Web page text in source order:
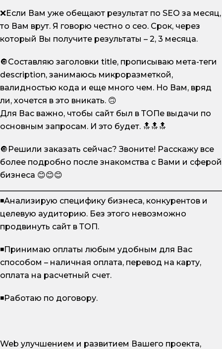
❌Если Вам уже обещают результат по SEO за месяц,
то Вам врут. Я говорю честно о сео. Срок, через
который Вы получите результаты – 2, 3 месяца.
🔘Составляю заголовки title, прописываю мета-теги
description, занимаюсь микроразметкой,
валидностью кода и еще много чем. Но Вам, вряд
ли, хочется в это вникать. 🙃
Для Вас важно, чтобы сайт был в ТОПе выдачи по
основным запросам. И это будет. 🔝🔝🔝
🔘Решили заказать сейчас? Звоните! Расскажу все
более подробно после знакомства с Вами и сферой
бизнеса 😊😊😊
◾Анализирую специфику бизнеса, конкурентов и
целевую аудиторию. Без этого невозможно
продвинуть сайт в ТОП.
◾Принимаю оплаты любым удобным для Вас
способом – наличная оплата, перевод на карту,
оплата на расчетный счет.
◾Работаю по договору.
Web улучшением и развитием Вашего проекта,